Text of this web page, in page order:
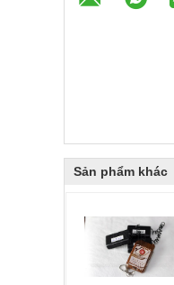
Sản phẩm khác